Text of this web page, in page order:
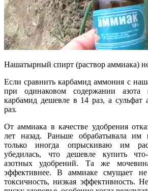
Нашатырный спирт (раствор аммиака)
Если сравнить карбамид аммония с
при одинаковом содержании азота
карбамид дешевле в 14 раз, а
раз.
От аммиака в качестве удобрения
лет назад. Раньше обрабатывала им
только иногда опрыскиваю им
убедилась, что дешевле купить
азотных удобрений. Та же
эффективнее. В аммиаке смущает
токсичность, низкая эффективность.